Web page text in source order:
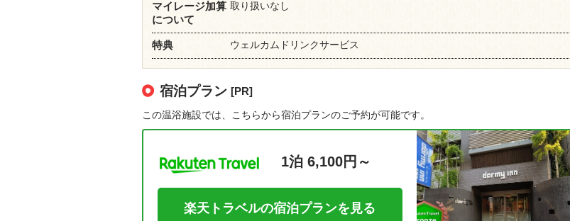
マイレージ加算
について
取り扱いなし
特典 ウェルカムドリンクサービス
宿泊プラン [PR]
この温浴施設では、こちらから宿泊プランのご予約が可能です。
1泊 6,100円～
楽天トラベルの宿泊プランを見る